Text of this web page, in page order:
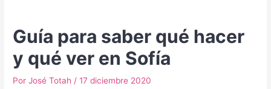
Guía para saber qué hacer
y qué ver en Sofía
PorJosé Totah /17 diciembre 2020